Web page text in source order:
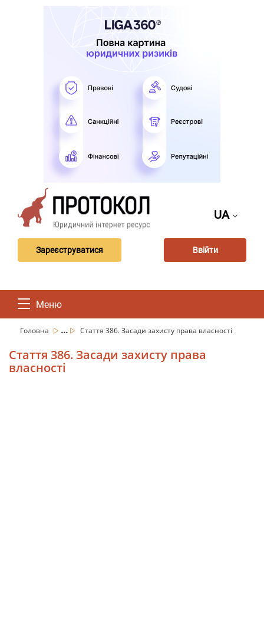
UA
Зареєструватися Ввійти
Меню
Головна ... Стаття 386. Засади захисту права власності
Стаття 386. Засади захисту права
власності